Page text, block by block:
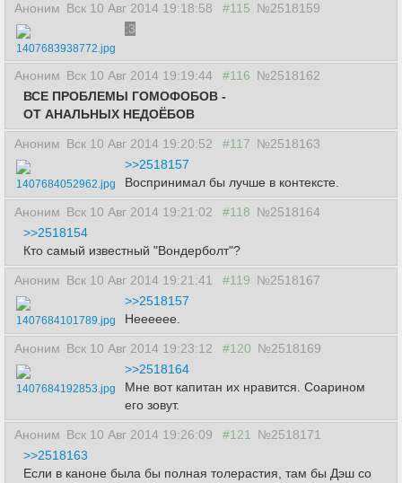
Аноним Вск 10 Авг 2014 19:18:58 #115 №2518159
1407683938772.jpg
:3
Аноним Вск 10 Авг 2014 19:19:44 #116 №2518162
ВСЕ ПРОБЛЕМЫ ГОМОФОБОВ -
ОТ АНАЛЬНЫХ НЕДОЁБОВ
Аноним Вск 10 Авг 2014 19:20:52 #117 №2518163
1407684052962.jpg
>>2518157
Воспринимал бы лучше в контексте.
Аноним Вск 10 Авг 2014 19:21:02 #118 №2518164
>>2518154
Кто самый известный "Вондерболт"?
Аноним Вск 10 Авг 2014 19:21:41 #119 №2518167
1407684101789.jpg
>>2518157
Нееееее.
Аноним Вск 10 Авг 2014 19:23:12 #120 №2518169
1407684192853.jpg
>>2518164
Мне вот капитан их нравится. Соарином
его зовут.
Аноним Вск 10 Авг 2014 19:26:09 #121
№2518171
>>2518163
Если в каноне была бы полная толерастия, там бы Дэш со